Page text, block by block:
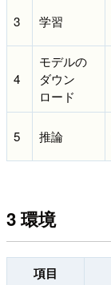
3 学習
4
モデルの
ダウン
ロード
5 推論
3 環境
項目